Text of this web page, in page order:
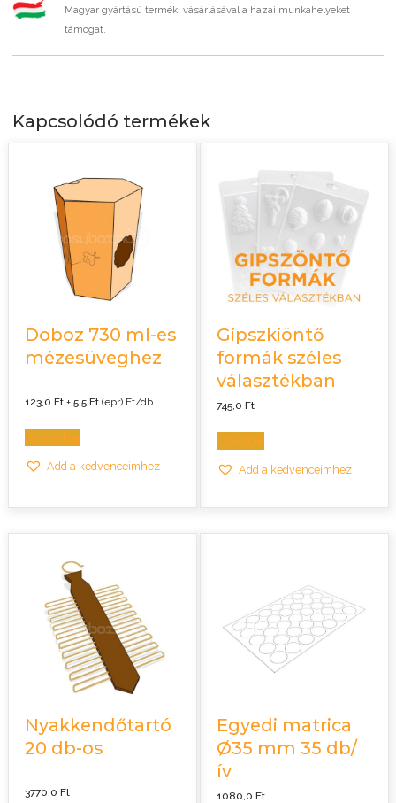
Magyar gyártású termék, vásárlásával a hazai munkahelyeket
támogat.
Kapcsolódó termékek
Doboz 730 ml-es
mézesüveghez
123,0Ft +5,5Ft (epr) Ft/db
Kosárba
Add a kedvenceimhez
Gipszkiöntő
formák széles
választékban
745,0Ft
Opciók
Add a kedvenceimhez
Nyakkendőtartó
20 db-os
3770,0Ft
Egyedi matrica
Ø35 mm 35 db/
ív
1080,0Ft